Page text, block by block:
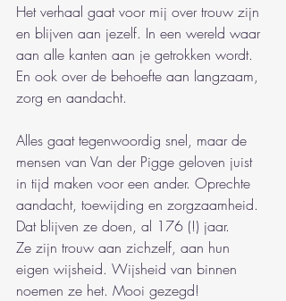
Het verhaal gaat voor mij over trouw zijn
en blijven aan jezelf. In een wereld waar
aan alle kanten aan je getrokken wordt.
En ook over de behoefte aan langzaam,
zorg en aandacht.
Alles gaat tegenwoordig snel, maar de
mensen van Van der Pigge geloven juist
in tijd maken voor een ander. Oprechte
aandacht, toewijding en zorgzaamheid.
Dat blijven ze doen, al 176 (!) jaar.
Ze zijn trouw aan zichzelf, aan hun
eigen wijsheid. Wijsheid van binnen
noemen ze het. Mooi gezegd!